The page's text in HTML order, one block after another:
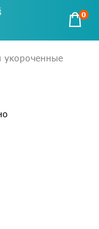
0
укороченные